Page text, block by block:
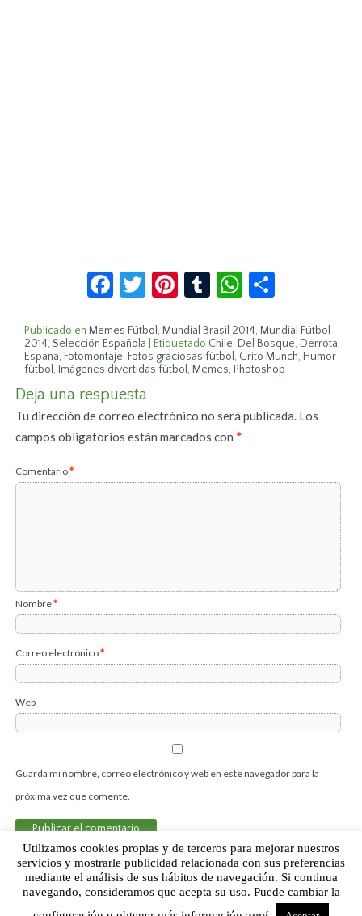
Facebook
Twitter
Pinterest
TumblrWhatsApp
Publicado en Memes Fútbol, Mundial Brasil 2014, Mundial Fútbol
2014, Selección Española Etiquetado Chile, Del Bosque, Derrota,
España, Fotomontaje, Fotos graciosas fútbol, Grito Munch, Humor
fútbol, Imágenes divertidas fútbol, Memes, Photoshop
Deja una respuesta
Tu dirección de correo electrónico no será publicada. Los
campos obligatorios están marcados con*
Comentario*
Nombre*
Correo electrónico*
Web
Guarda mi nombre, correo electrónico y web en este navegador para la
próxima vez que comente.
Sobre Humor Fútbol Club | Aviso legal |Contacto
Utilizamos cookies propias y de terceros para mejorar nuestros
servicios y mostrarle publicidad relacionada con sus preferencias
mediante el análisis de sus hábitos de navegación. Si continua
navegando, consideramos que acepta su uso. Puede cambiar la